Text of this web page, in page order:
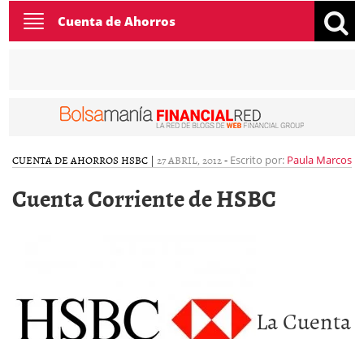
Toggle
navigation
Cuenta de Ahorros
CUENTA DE AHORROS HSBC | 27 ABRIL, 2012- Escrito por: Paula Marcos
Cuenta Corriente de HSBC
LaCuenta